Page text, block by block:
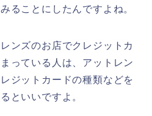
ることにしたんですよね。
ンズのお店でクレジットカ
っている人は、アットレン
ジットカードの種類などを
といいですよ。